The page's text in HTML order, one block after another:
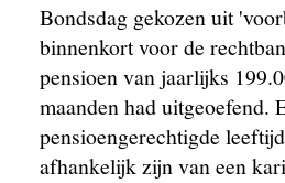
Bondsdag gekozen uit
binnenkort voor de
pensioen van jaarlijks
maanden had uitgeoefend.
pensioengerechtigde
afhankelijk zijn van een